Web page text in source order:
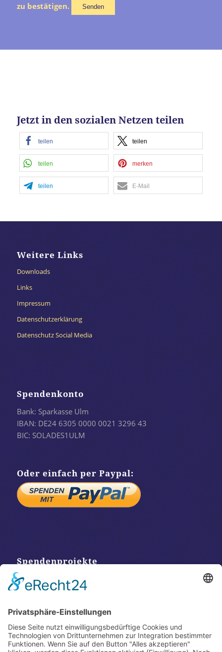
zu bestätigen.
Jetzt in den sozialen Netzen teilen
teilen teilen
teilen merken
teilen E-Mail
Weitere Links
Downloads
Links
Impressum
Datenschutzerklärung
Datenschutz Social Media
Spendenkonto
Bank: Sparkasse Ulm
IBAN: DE24 6305 0000 0021 3296 43
BIC: SOLADES1ULM
Oder einfach per Paypal:
Spendenprojekte